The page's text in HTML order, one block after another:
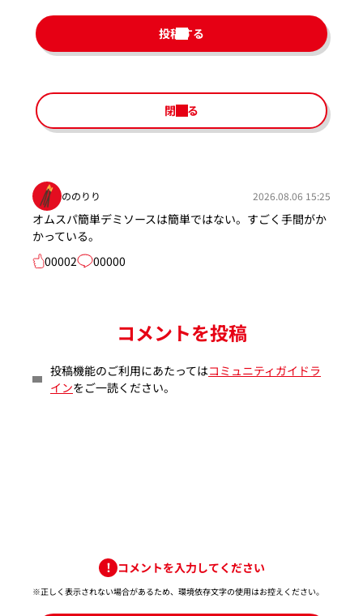
投稿する
閉じる
ののりり 2026.08.06 15:25
オムスパ簡単デミソースは簡単ではない。すごく手間がか
かっている。
00002
00000
コメントを投稿
投稿機能のご利用にあたってはコミュニティガイドラ
インをご一読ください。
コメントを入力してください
※正しく表示されない場合があるため、環境依存文字の使用はお控えください。​